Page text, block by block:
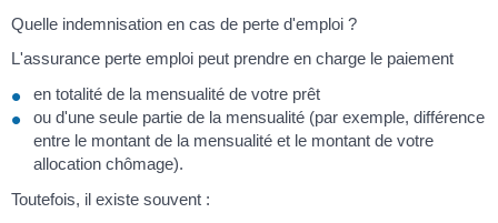
Quelle indemnisation en cas de perte d'emploi ?
L'assurance perte emploi peut prendre en charge le paiement
en totalité de la mensualité de votre prêt
ou d'une seule partie de la mensualité (par exemple, différence
entre le montant de la mensualité et le montant de votre
allocation chômage).
Toutefois, il existe souvent :